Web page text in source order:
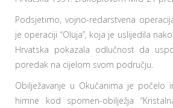
Podsjetimo, vojno-redarstvena
je operaciji “Oluja”, koja je uslijedila
Hrvatska pokazala odlučnost da
poredak na cijelom svom području.
Obilježavanje u Okučanima je počelo
himne kod spomen-obilježja